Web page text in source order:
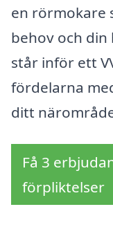
en rörmokare
behov och din
står inför ett
fördelarna
ditt
Få 3
förpliktelser